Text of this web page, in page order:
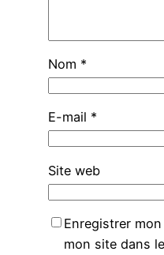
Nom *
E-mail *
Site web
Enregistrer
mon site dans